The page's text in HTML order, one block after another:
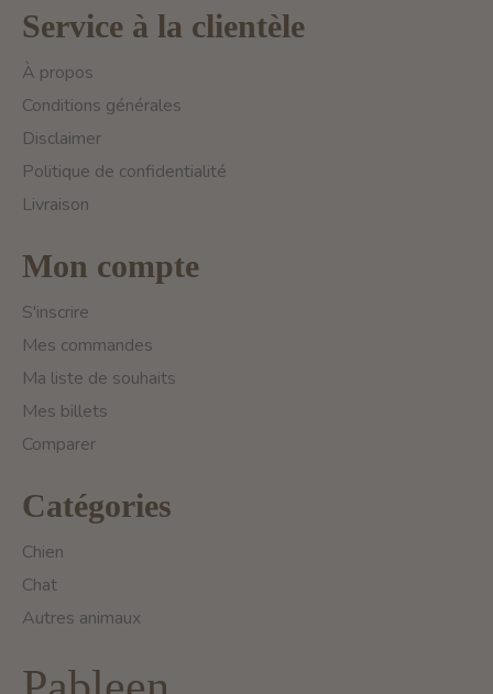
Service à la clientèle
À propos
Conditions générales
Disclaimer
Politique de confidentialité
Livraison
Mon compte
S'inscrire
Mes commandes
Ma liste de souhaits
Mes billets
Comparer
Catégories
Chien
Chat
Autres animaux